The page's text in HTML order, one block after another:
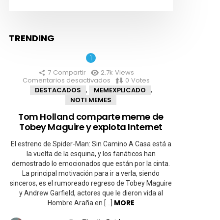
TRENDING
7 Compartir 2.7k Views
Comentarios desactivados en
Tom
Holland
comparte
de
Tobey
y
explota
Internet
0 Votes
DESTACADOS
, MEMEXPLICADO ,
NOTI MEMES
Tom Holland comparte meme de
Tobey Maguire y explota Internet
El estreno de Spider-Man: Sin Camino A Casa está a
la vuelta de la esquina, y los fanáticos han
demostrado lo emocionados que están por la cinta.
La principal motivación para ir a verla, siendo
sinceros, es el rumoreado regreso de Tobey Maguire
y Andrew Garfield, actores que le dieron vida al
Hombre Araña en […] MORE